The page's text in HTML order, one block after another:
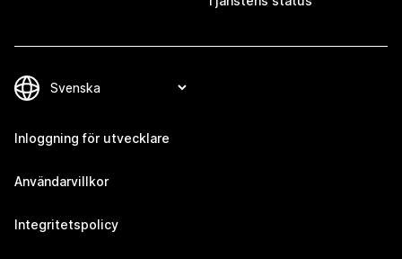
Inloggning för utvecklare
Användarvillkor
Integritetspolicy